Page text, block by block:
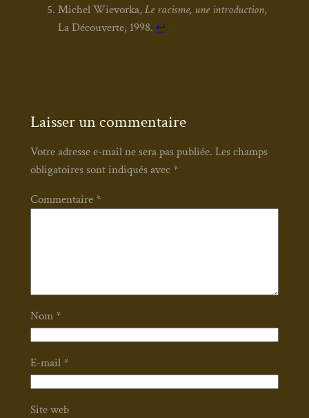
Michel Wie­vor­ka,Le racisme, une intro­duc­tion,
La Décou­verte, 1998. ↩︎
Laisser un commentaire
Votre adresse e-mail ne sera pas publiée. Les champs
obligatoires sont indiqués avec *
Commentaire *
Nom *
E-mail *
Site web